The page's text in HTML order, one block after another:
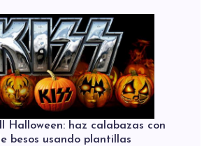
Halloween: haz calabazas con
besos usando plantillas